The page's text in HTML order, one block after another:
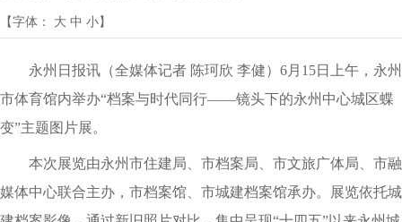
【字体： 大 中 小】
永州日报讯（全媒体记者 陈珂欣 李健）6月15日上午，永州
市体育馆内举办“档案与时代同行——镜头下的永州中心城区蝶
变”主题图片展。
本次展览由永州市住建局、市档案局、市文旅广体局、市融
媒体中心联合主办，市档案馆、市城建档案馆承办。展览依托城